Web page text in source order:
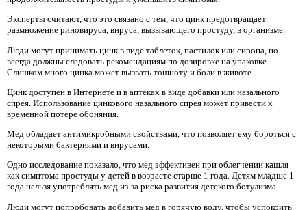
Эксперты считают, что это связано с тем, что цинк предотвращает
размножение риновируса, вируса, вызывающего простуду, в организме.
Люди могут принимать цинк в виде таблеток, пастилок или сиропа, но
всегда должны следовать рекомендациям по дозировке на упаковке.
Слишком много цинка может вызвать тошноту и боли в животе.
Цинк доступен в Интернете и в аптеках в виде добавки или назального
спрея. Использование цинкового назального спрея может привести к
временной потере обоняния.
Мед обладает антимикробными свойствами, что позволяет ему бороться с
некоторыми бактериями и вирусами.
Одно исследование показало, что мед эффективен при облегчении кашля
как симптома простуды у детей в возрасте старше 1 года. Детям младше 1
года нельзя употреблять мед из-за риска развития детского ботулизма.
Люди могут попробовать добавить мед в горячую воду, чтобы успокоить